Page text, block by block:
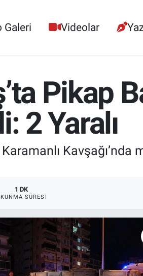
Galeri Videolar
Pikap
2 Yaralı
1 DK
SÜRESI